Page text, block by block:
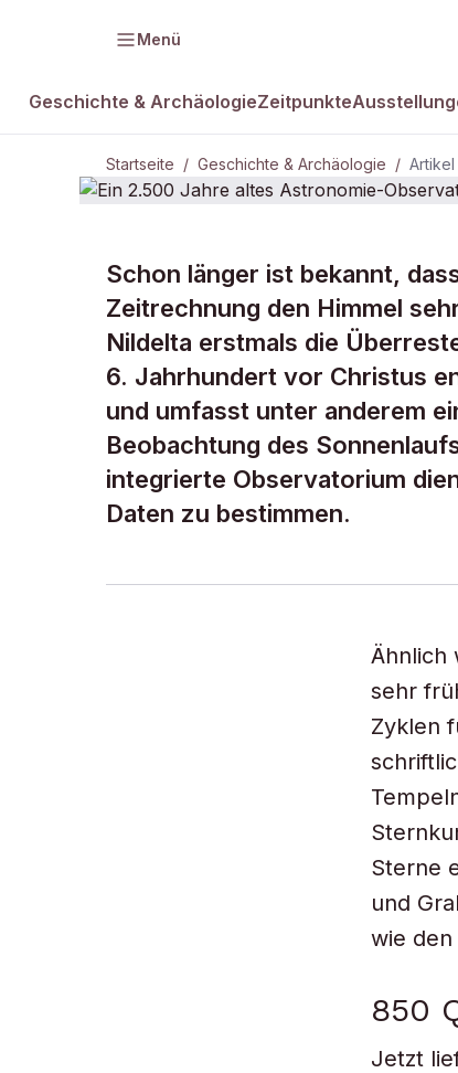
Menü
Geschichte & ArchäologieZeitpunkte
Startseite / Geschichte & Archäologie / Artikel
GESCHICHTE & ARCHÄOLOGIE
Ein 2.500
Schon länger ist bekannt,
Zeitrechnung den Himmel
Nildelta erstmals die
6. Jahrhundert vor Christus
und umfasst unter anderem
Beobachtung des
integrierte Observatorium
Daten zu bestimmen.
Ähnlich
sehr
Zyklen
Sterne
und
wie
850
Jetzt